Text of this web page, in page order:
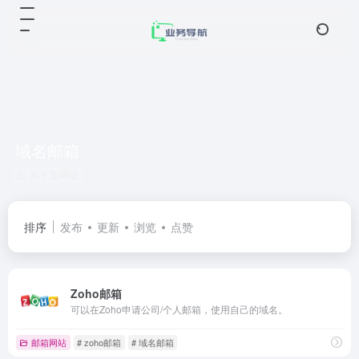
排序 发布 更新 浏览 点赞
Zoho邮箱
可以在Zoho申请公司/个人邮箱，使用自己的域名。
邮箱网站 # zoho邮箱 # 域名邮箱